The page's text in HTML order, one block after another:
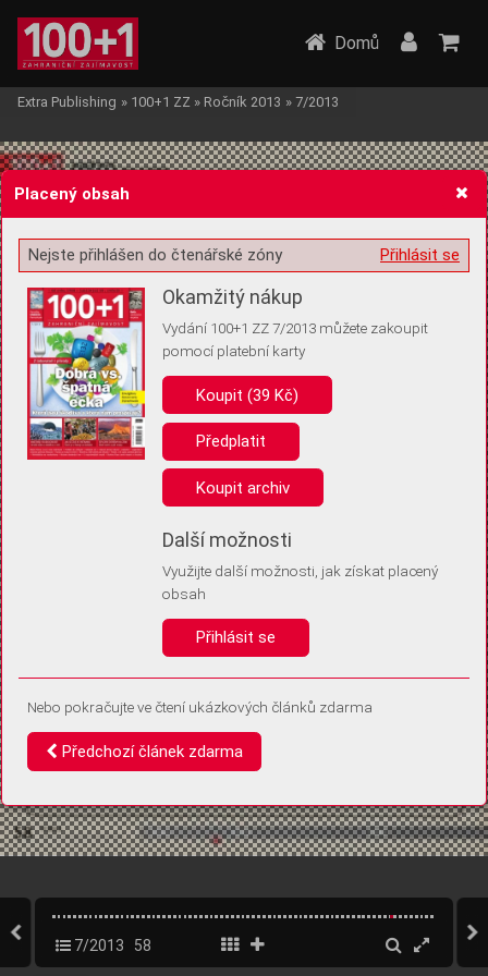
Žádost o souhlas s ukládáním volitelných informací
Pro základní fungování webu nepotřebujeme ukládat žádné informace
(tzv. cookies apod.). Rádi bychom vás ale požádali o souhlas s
uložením volitelných informací:
Anonymní unikátní ID
Díky němu příště poznáme, že se jedná o stejné zařízení, a
Identifikátor je zcela anonymní.
Vaše souhlasy a odmítnutí si ukládáme do vašeho zařízení, abychom se
vás už příště znovu neptali. Můžete je kdykoli později upravit ve Správě
Domů
Extra Publishing » 100+1 ZZ » Ročník 2013 » 7/2013
7/2013 58
Placený obsah
Přihlásit se
Nejste přihlášen do čtenářské zóny
Okamžitý nákup
Vydání 100+1 ZZ 7/2013 můžete zakoupit
pomocí platební karty
Koupit (39 Kč)
Předplatit
Koupit archiv
Další možnosti
Využijte další možnosti, jak získat placený
obsah
Přihlásit se
Nebo pokračujte ve čtení ukázkových článků zdarma
Předchozí článek zdarma